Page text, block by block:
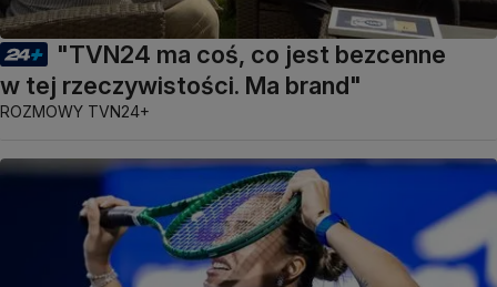
"TVN24 ma coś, co jest bezcenne
w tej rzeczywistości. Ma brand"
ROZMOWY TVN24+